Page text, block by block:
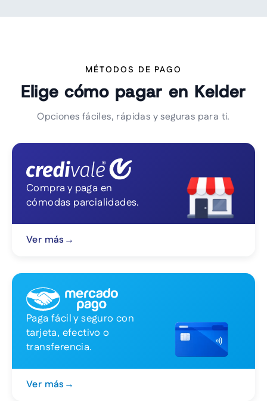
MÉTODOS DE PAGO
Elige cómo pagar en Kelder
Opciones fáciles, rápidas y seguras para ti.
Compra y paga en
cómodas parcialidades.
Ver más →
Paga fácil y seguro con
tarjeta, efectivo o
transferencia.
Ver más →